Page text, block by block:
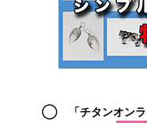
◯ 「チタンオンラ